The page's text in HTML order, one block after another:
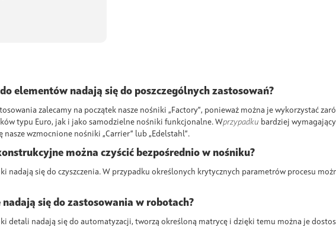
elementów nadają się do poszczególnych zastosowań?
zalecamy na początek nasze nośniki „Factory”, ponieważ można je wykorzystać
typu Euro, jak i jako samodzielne nośniki funkcjonalne. Wprzypadku bardziej
nasze wzmocnione nośniki „Carrier” lub „Edelstahl”.
można czyścić bezpośrednio w nośniku?
nadają siędo czyszczenia. W przypadku określonych krytycznych parametrów procesu
nadają się do zastosowania w robotach?
detali nadają siędo automatyzacji,tworzą określoną matrycę idzięki temu można je